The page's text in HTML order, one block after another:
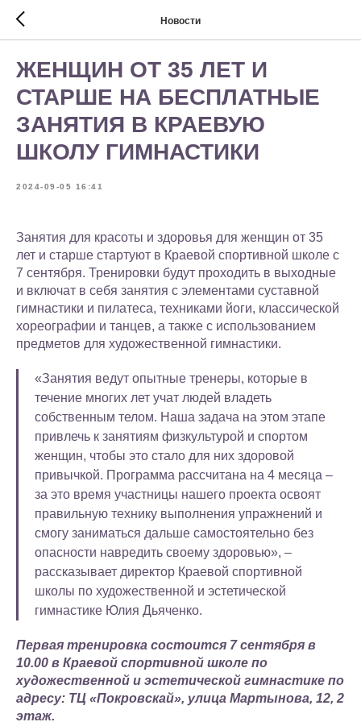
Новости
ЖЕНЩИН ОТ 35 ЛЕТ И
СТАРШЕ НА БЕСПЛАТНЫЕ
ЗАНЯТИЯ В КРАЕВУЮ
ШКОЛУ ГИМНАСТИКИ
2024-09-05 16:41
Занятия для красоты и здоровья для женщин от 35
лет и старше стартуют в Краевой спортивной школе с
7 сентября. Тренировки будут проходить в выходные
и включат в себя занятия с элементами суставной
гимнастики и пилатеса, техниками йоги, классической
хореографии и танцев, а также с использованием
предметов для художественной гимнастики.
«Занятия ведут опытные тренеры, которые в
течение многих лет учат людей владеть
собственным телом. Наша задача на этом этапе
привлечь к занятиям физкультурой и спортом
женщин, чтобы это стало для них здоровой
привычкой. Программа рассчитана на 4 месяца –
за это время участницы нашего проекта освоят
правильную технику выполнения упражнений и
смогу заниматься дальше самостоятельно без
опасности навредить своему здоровью», –
рассказывает директор Краевой спортивной
школы по художественной и эстетической
гимнастике Юлия Дьяченко.
Первая тренировка состоится 7 сентября в
10.00 в Краевой спортивной школе по
художественной и эстетической гимнастике по
адресу: ТЦ «Покровскай», улица Мартынова, 12, 2
этаж.